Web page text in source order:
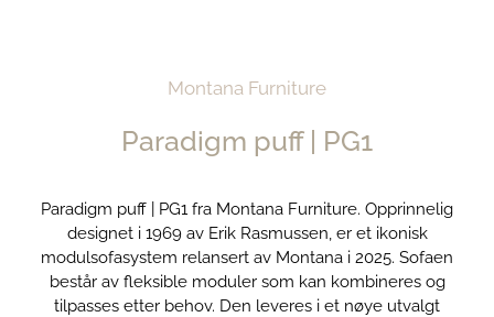
Montana Furniture
Paradigm puff | PG1
Paradigm puff | PG1 fra Montana Furniture. Opprinnelig
designet i 1969 av Erik Rasmussen, er et ikonisk
modulsofasystem relansert av Montana i 2025. Sofaen
består av fleksible moduler som kan kombineres og
tilpasses etter behov. Den leveres i et nøye utvalgt